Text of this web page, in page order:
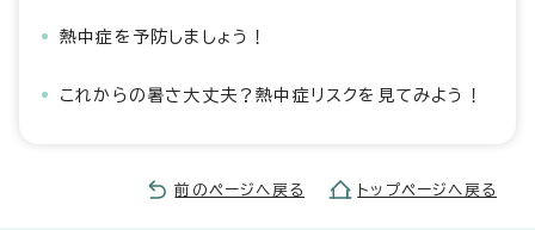
熱中症を予防しましょう！
これからの暑さ大丈夫？熱中症リスクを見てみよう！
前のページへ戻る トップページへ戻る